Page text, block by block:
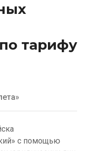
тарифу
с помощью